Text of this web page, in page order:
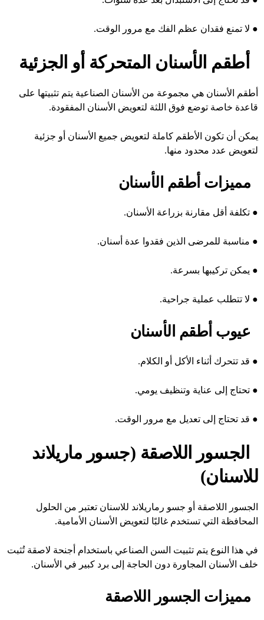
● لا تمنع فقدان عظم الفك مع مرور الوقت.
أطقم الأسنان المتحركة أو الجزئية
أطقم الأسنان هي مجموعة من الأسنان الصناعية يتم تثبيتها على
قاعدة خاصة توضع فوق اللثة لتعويض الأسنان المفقودة.
يمكن أن تكون الأطقم كاملة لتعويض جميع الأسنان أو جزئية
لتعويض عدد محدود منها.
مميزات أطقم الأسنان
● تكلفة أقل مقارنة بزراعة الأسنان.
● مناسبة للمرضى الذين فقدوا عدة أسنان.
● يمكن تركيبها بسرعة.
● لا تتطلب عملية جراحية.
عيوب أطقم الأسنان
● قد تتحرك أثناء الأكل أو الكلام.
● تحتاج إلى عناية وتنظيف يومي.
● قد تحتاج إلى تعديل مع مرور الوقت.
الجسور اللاصقة (جسور ماريلاند
للاسنان)
الجسور اللاصقة أو جسو رماريلاند للاسنان تعتبر من الحلول
المحافظة التي تستخدم غالبًا لتعويض الأسنان الأمامية.
في هذا النوع يتم تثبيت السن الصناعي باستخدام أجنحة لاصقة تُثبت
خلف الأسنان المجاورة دون الحاجة إلى برد كبير في الأسنان.
مميزات الجسور اللاصقة